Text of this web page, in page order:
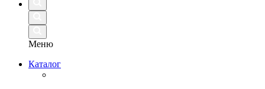
Меню
Каталог